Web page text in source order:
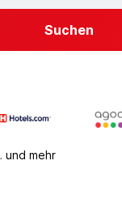
Suchen
und mehr